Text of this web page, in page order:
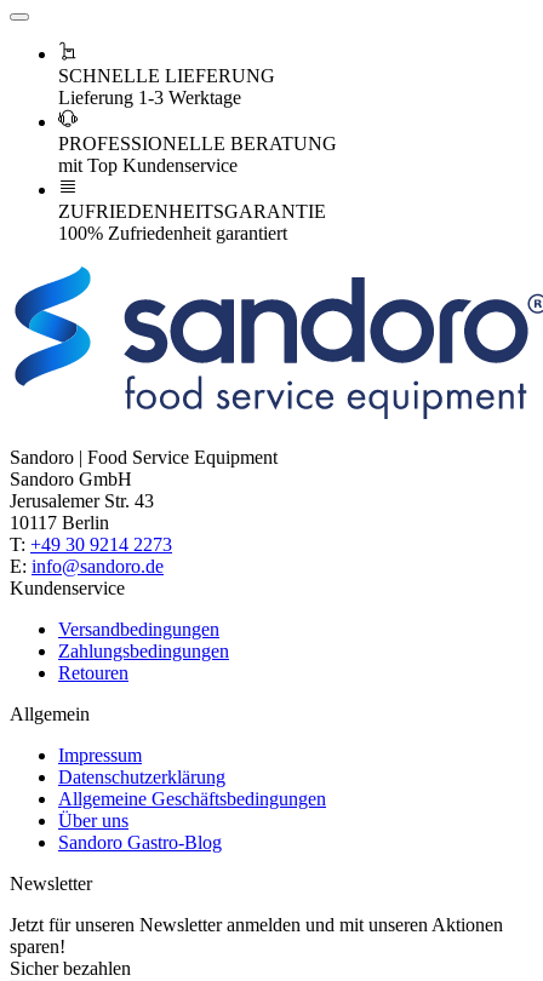
SCHNELLE LIEFERUNG
Lieferung 1-3 Werktage
PROFESSIONELLE BERATUNG
mit Top Kundenservice
ZUFRIEDENHEITSGARANTIE
100% Zufriedenheit garantiert
Sandoro | Food Service Equipment
Sandoro GmbH
Jerusalemer Str. 43
10117 Berlin
T: +49 30 9214 2273
E: info@sandoro.de
Kundenservice
Versandbedingungen
Zahlungsbedingungen
Retouren
Allgemein
Impressum
Datenschutzerklärung
Allgemeine Geschäftsbedingungen
Über uns
Sandoro Gastro-Blog
Newsletter
Jetzt für unseren Newsletter anmelden und mit unseren Aktionen
sparen!
Sicher bezahlen